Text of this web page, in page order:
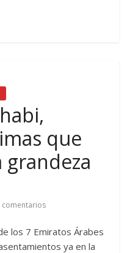
que
comentarios
los 7 Emiratos Árabes
ya en la